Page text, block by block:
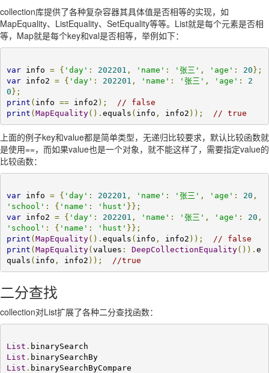
collection库提供了各种复杂容器其具体值是否相等的实现，如
MapEquality、ListEquality、SetEquality等等。List就是每个元素是否相
等，Map就是每个key和val是否相等，举例如下：
var info = { 'day' : 202201 , 'name' : '张三' , 'age' : 20};
var info2 = { 'day' : 202201 , 'name' : '张三' , 'age' :
2
0};
print ( info == info2 );
// false
print (MapEquality(). equals ( info , info2 )); // true
上面的例子key和value都是简单类型，无递归比较要求，默认比较函数就
是使用==，而如果value也是一个对象，就不能这样了，需要指定value的
比较函数：
var info = { 'day' : 202201 , 'name' : '张三' , 'age' : 20 ,
'school' : { 'name' : 'hust' }};
var info2 = { 'day' : 202201 , 'name' : '张三' , 'age' : 20 ,
'school' : { 'name' : 'hust' }};
print (MapEquality(). equals ( info , info2 ));
// false
print (MapEquality(values : DeepCollectionEquality()). e
quals ( info , info2 )); //true
二分查找
collection对List扩展了各种二分查找函数：
List .
List .
binarySearchBy
List . binarySearchByCompare